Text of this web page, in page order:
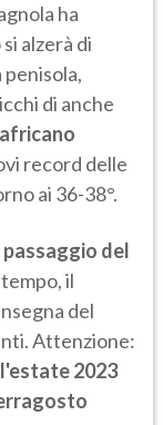
ha
alzerà di
di anche
record delle
ai 36-38°.
passaggio del
il
del
Attenzione:
2023